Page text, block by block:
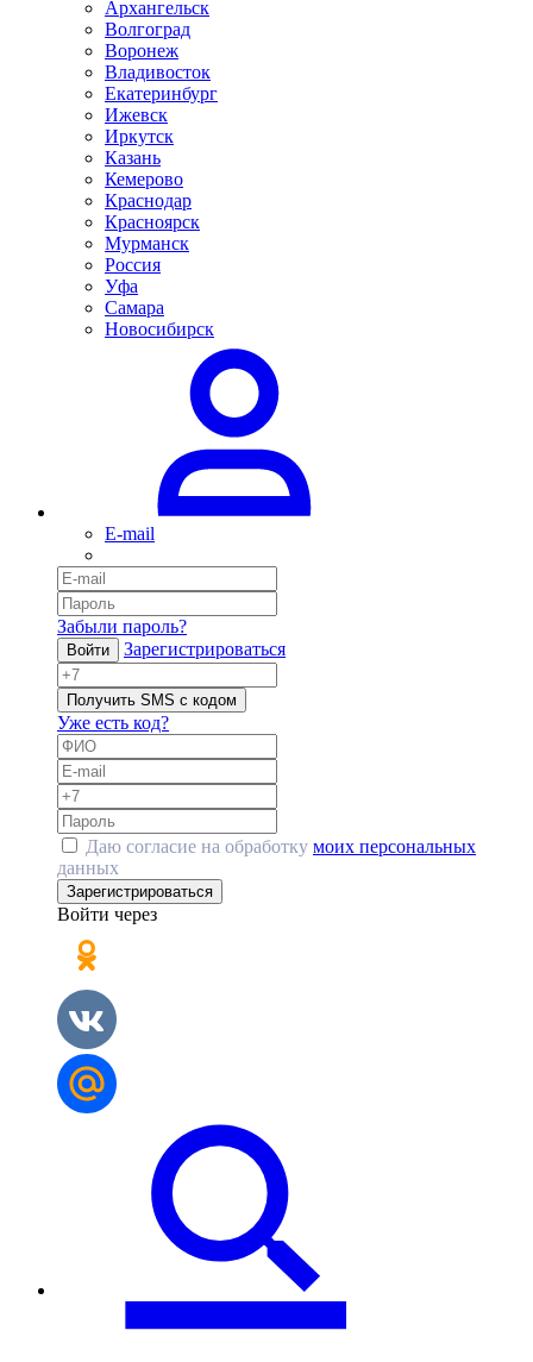
Архангельск
Волгоград
Воронеж
Владивосток
Екатеринбург
Ижевск
Иркутск
Казань
Кемерово
Краснодар
Красноярск
Мурманск
Россия
Уфа
Самара
Новосибирск
E-mail
Забыли пароль?
Войти Зарегистрироваться
Получить SMS с кодом
Уже есть код?
Даю согласие на обработку моих персональных
данных
Зарегистрироваться
Войти через